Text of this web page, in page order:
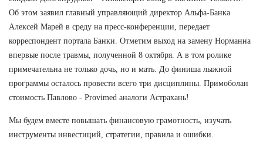
Об этом заявил главный управляющий директор Альфа-Банка
Алексей Марей в среду на пресс-конференции, передает
корреспондент портала Банки. Отметим выход на замену Норманна
впервые после травмы, полученной 8 октября. А в том ролике
примечательна не только дочь, но и мать. До финиша лыжной
программы осталось провести всего три дисциплины. Примоболан
стоимость Павлово - Provimed аналоги Астрахань!
Мы будем вместе повышать финансовую грамотность, изучать
инструменты инвестиций, стратегии, правила и ошибки.